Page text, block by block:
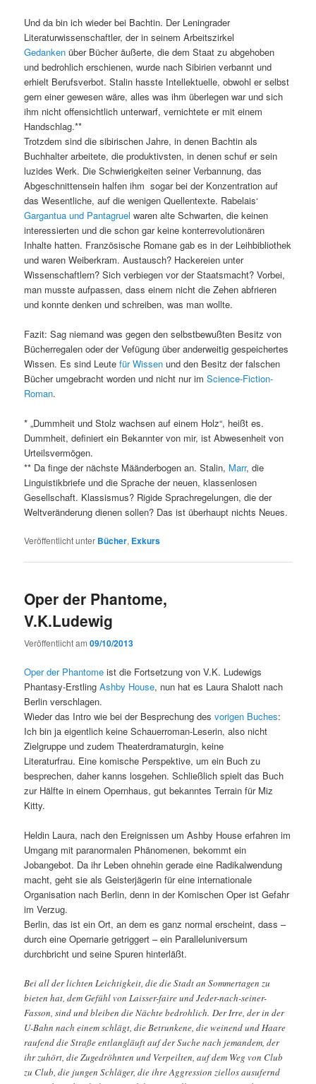
Und da bin ich wieder bei Bachtin. Der Leningrader
Literaturwissenschaftler, der in seinem Arbeitszirkel
Gedanken über Bücher äußerte, die dem Staat zu abgehoben
und bedrohlich erschienen, wurde nach Sibirien verbannt und
erhielt Berufsverbot. Stalin hasste Intellektuelle, obwohl er selbst
gern einer gewesen wäre, alles was ihm überlegen war und sich
ihm nicht offensichtlich unterwarf, vernichtete er mit einem
Handschlag.**
Trotzdem sind die sibirischen Jahre, in denen Bachtin als
Buchhalter arbeitete, die produktivsten, in denen schuf er sein
luzides Werk. Die Schwierigkeiten seiner Verbannung, das
Abgeschnittensein halfen ihm sogar bei der Konzentration auf
das Wesentliche, auf die wenigen Quellentexte. Rabelais‘
Gargantua und Pantagruel waren alte Schwarten, die keinen
interessierten und die schon gar keine konterrevolutionären
Inhalte hatten. Französische Romane gab es in der Leihbibliothek
und waren Weiberkram. Austausch? Hackereien unter
Wissenschaftlern? Sich verbiegen vor der Staatsmacht? Vorbei,
man musste aufpassen, dass einem nicht die Zehen abfrieren
und konnte denken und schreiben, was man wollte.
Fazit: Sag niemand was gegen den selbstbewußten Besitz von
Bücherregalen oder der Vefügung über anderweitig gespeichertes
Wissen. Es sind Leutefür Wissen und den Besitz der falschen
Bücher umgebracht worden und nicht nur imScience-Fiction-
Roman.
* „Dummheit und Stolz wachsen auf einem Holz“, heißt es.
Dummheit, definiert ein Bekannter von mir, ist Abwesenheit von
Urteilsvermögen.
** Da finge der nächste Määnderbogen an. Stalin, Marr, die
Linguistikbriefe und die Sprache der neuen, klassenlosen
Gesellschaft. Klassismus? Rigide Sprachregelungen, die der
Weltveränderung dienen sollen? Das ist überhaupt nichts Neues.
Veröffentlicht unter Bücher, Exkurs
Oper der Phantome,
V.K.Ludewig
Veröffentlicht am09/10/2013
Oper der Phantome ist die Fortsetzung von V.K. Ludewigs
Phantasy-ErstlingAshby House, nun hat es Laura Shalott nach
Berlin verschlagen.
Wieder das Intro wie bei der Besprechung desvorigen Buches:
Ich bin ja eigentlich keine Schauerroman-Leserin, also nicht
Zielgruppe und zudem Theaterdramaturgin, keine
Literaturfrau. Eine komische Perspektive, um ein Buch zu
besprechen, daher kanns losgehen. Schließlich spielt das Buch
zur Hälfte in einem Opernhaus, gut bekanntes Terrain für Miz
Kitty.
Heldin Laura, nach den Ereignissen um Ashby House erfahren im
Umgang mit paranormalen Phänomenen, bekommt ein
Jobangebot. Da ihr Leben ohnehin gerade eine Radikalwendung
macht, geht sie als Geisterjägerin für eine internationale
Organisation nach Berlin, denn in der Komischen Oper ist Gefahr
im Verzug.
Berlin, das ist ein Ort, an dem es ganz normal erscheint, dass –
durch eine Opernarie getriggert – ein Paralleluniversum
durchbricht und seine Spuren hinterläßt.
Bei all der lichten Leichtigkeit, die die Stadt an Sommertagen zu
bieten hat, dem Gefühl von Laisser-faire und Jeder-nach-seiner-
Fasson, sind und bleiben die Nächte bedrohlich. Der Irre, der in der
U-Bahn nach einem schlägt, die Betrunkene, die weinend und Haare
raufend die Straße entlangläuft auf der Suche nach jemandem, der
ihr zuhört, die Zugedröhnten und Verpeilten, auf dem Weg von Club
zu Club, die jungen Schläger, die ihre Aggression ziellos ausufernd